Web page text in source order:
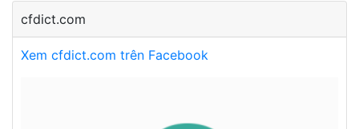
cfdict.com
Xem cfdict.com trên Facebook